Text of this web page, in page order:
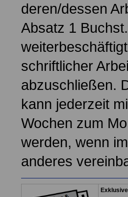
deren/dessen
Absatz 1
schriftlicher
abzuschließen.
kann jederzeit
Wochen zum
werden, wenn
anderes